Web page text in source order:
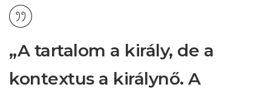
„A tartalom a király, de a
kontextus a királynő. A